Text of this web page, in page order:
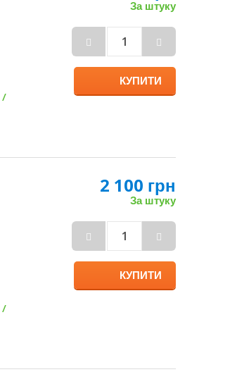
За штуку
КУПИТИ
2 100 грн
КУПИТИ